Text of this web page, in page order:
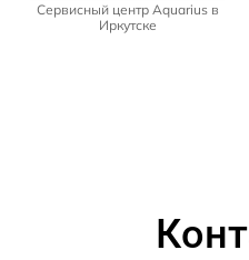
Сервисный центр Aquarius в
Иркутске